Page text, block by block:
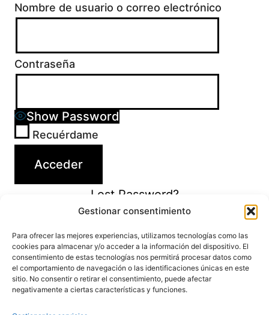
Gestionar consentimiento
Para ofrecer las mejores experiencias, utilizamos tecnologías como las
cookies para almacenar y/o acceder a la información del dispositivo. El
consentimiento de estas tecnologías nos permitirá procesar datos como
el comportamiento de navegación o las identificaciones únicas en este
sitio. No consentir o retirar el consentimiento, puede afectar
negativamente a ciertas características y funciones.
Nombre de usuario o correo electrónico
Contraseña
Show Password
Recuérdame
Lost Password?